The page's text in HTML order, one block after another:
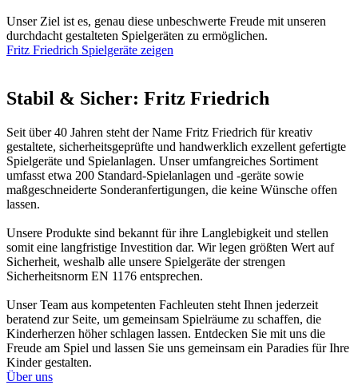
Unser Ziel ist es, genau diese unbeschwerte Freude mit unseren
durchdacht gestalteten Spielgeräten zu ermöglichen.
Fritz Friedrich Spiel­ge­räte zeigen
Stabil & Sicher: Fritz Friedrich
Seit über 40 Jahren steht der Name Fritz Friedrich für kreativ
gestaltete, sicherheitsgeprüfte und handwerklich exzellent gefertigte
Spielgeräte und Spielanlagen. Unser umfangreiches Sortiment
umfasst etwa 200 Standard-Spielanlagen und -geräte sowie
maßgeschneiderte Sonderanfertigungen, die keine Wünsche offen
lassen.
Unsere Produkte sind bekannt für ihre Langlebigkeit und stellen
somit eine langfristige Investition dar. Wir legen größten Wert auf
Sicherheit, weshalb alle unsere Spielgeräte der strengen
Sicherheitsnorm EN 1176 entsprechen.
Unser Team aus kompetenten Fachleuten steht Ihnen jederzeit
beratend zur Seite, um gemeinsam Spielräume zu schaffen, die
Kinderherzen höher schlagen lassen. Entdecken Sie mit uns die
Freude am Spiel und lassen Sie uns gemeinsam ein Paradies für Ihre
Kinder gestalten.
Über uns